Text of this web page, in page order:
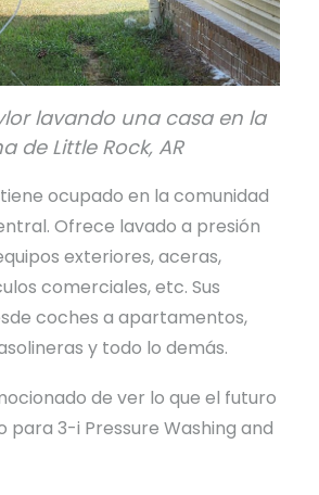
lavando una casa en la
de Little Rock, AR
ocupado en la comunidad
Ofrece lavado a presión
exteriores, aceras,
comerciales, etc. Sus
coches a apartamentos,
y todo lo demás.
de ver lo que el futuro
para 3-i Pressure Washing and